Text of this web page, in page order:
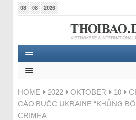
08 08 2026
HOME 2022 OKTOBER 10
CÁO BUỘC UKRAINE “KHỦNG
CRIMEA